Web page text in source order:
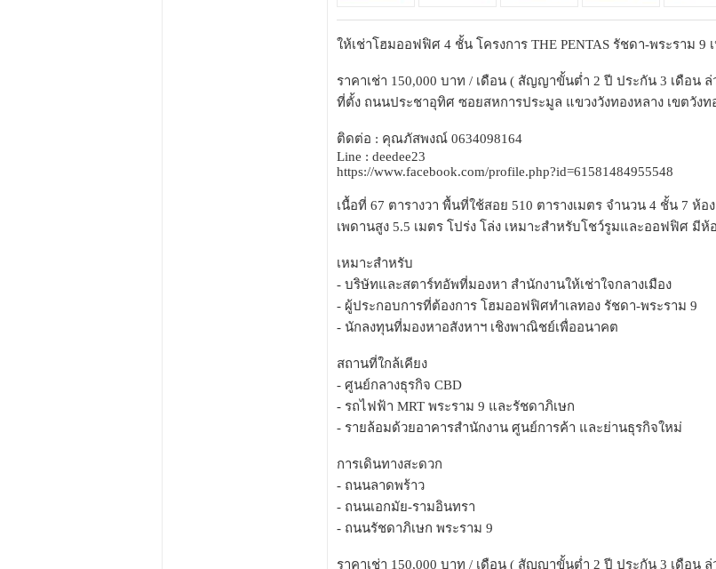
ให้เช่าโฮมออฟฟิศ 4 ชั้น โครงการ THE PENTAS รัชดา-พระราม 9
ราคาเช่า 150,000 บาท / เดือน ( สัญญาขั้นต่ำ 2 ปี ประกัน 3 เดือน ล่
ที่ตั้ง ถนนประชาอุทิศ ซอยสหการประมูล แขวงวังทองหลาง เขตวังท
ติดต่อ : คุณภัสพงณ์ 0634098164
Line : deedee23
https://www.facebook.com/profile.php?id=61581484955548
เนื้อที่ 67 ตารางวา พื้นที่ใช้สอย 510 ตารางเมตร จำนวน 4 ชั้น 7 ห้
เพดานสูง 5.5 เมตร โปร่ง โล่ง เหมาะสำหรับโชว์รูมและออฟฟิศ มี
เหมาะสำหรับ
- บริษัทและสตาร์ทอัพที่มองหา สำนักงานให้เช่าใจกลางเมือง
- ผู้ประกอบการที่ต้องการ โฮมออฟฟิศทำเลทอง รัชดา-พระราม 9
- นักลงทุนที่มองหาอสังหาฯ เชิงพาณิชย์เพื่ออนาคต
สถานที่ใกล้เคียง
- ศูนย์กลางธุรกิจ CBD
- รถไฟฟ้า MRT พระราม 9 และรัชดาภิเษก
- รายล้อมด้วยอาคารสำนักงาน ศูนย์การค้า และย่านธุรกิจใหม่
การเดินทางสะดวก
- ถนนลาดพร้าว
- ถนนเอกมัย-รามอินทรา
- ถนนรัชดาภิเษก พระราม 9
ราคาเช่า 150,000 บาท / เดือน ( สัญญาขั้นต่ำ 2 ปี ประกัน 3 เดือน ล่